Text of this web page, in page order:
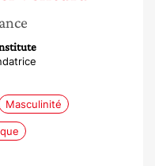
Masculinité